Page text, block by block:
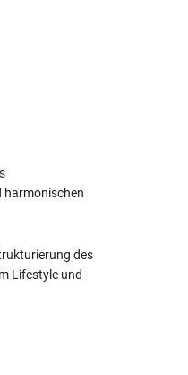
harmonischen
des
Lifestyle und